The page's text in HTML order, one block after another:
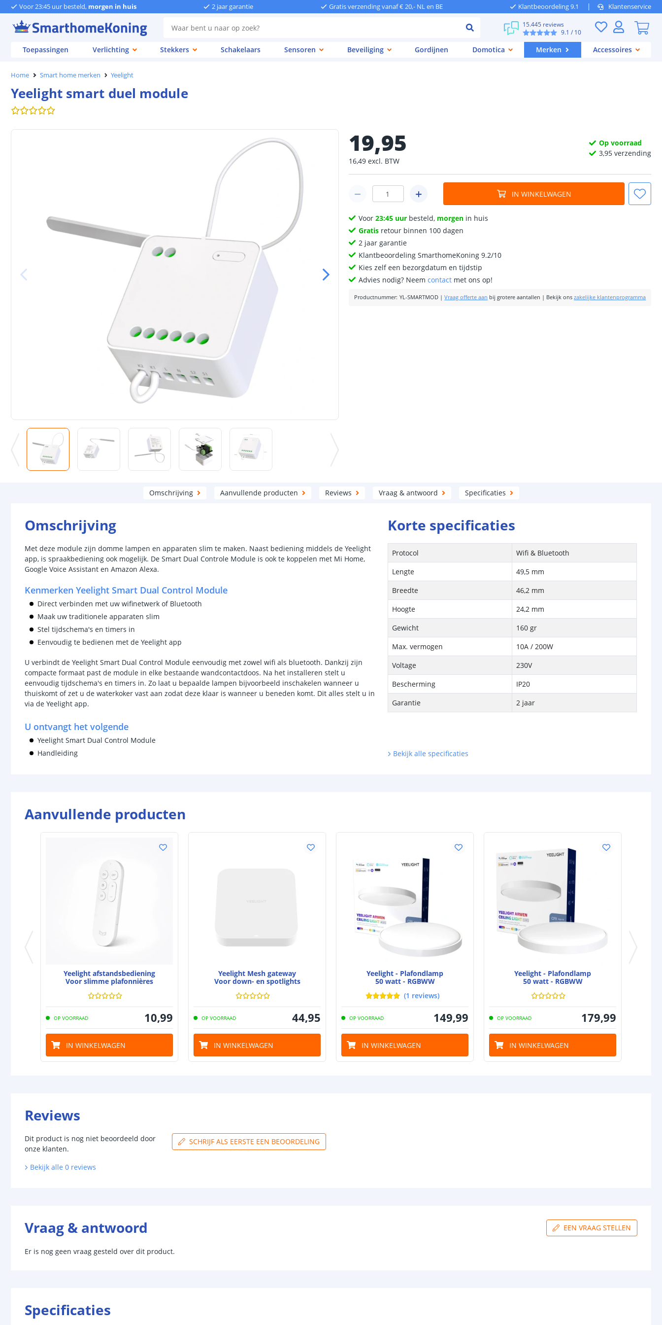
Voor 23:45 uur besteld, morgen in huis 2 jaar garantie Gratis verzending vanaf € 20,- NL en BE Klantbeoordeling 9.1 Klantenservice
15.445 reviews
9.1 / 10
Toepassingen Verlichting Stekkers Schakelaars Sensoren Beveiliging Gordijnen Domotica Merken Accessoires
Home Smart home merken Yeelight
Yeelight smart duel module
19,95
16,49 excl. BTW
Op voorraad
3,95 verzending
IN WINKELWAGEN
Voor23:45 uur besteld, morgen in huis
Gratis retour binnen 100 dagen
2 jaar garantie
Klantbeoordeling SmarthomeKoning 9.2/10
Kies zelf een bezorgdatum en tijdstip
Advies nodig? Neemcontact met ons op!
Productnummer: YL-SMARTMOD |Vraag offerte aan bij grotere aantallen | Bekijk ons zakelijke klantenprogramma
Omschrijving Aanvullende producten Reviews Vraag & antwoord Specificaties
Omschrijving
Met deze module zijn domme lampen en apparaten slim te maken. Naast bediening middels de Yeelight
app, is spraakbediening ook mogelijk. De Smart Dual Controle Module is ook te koppelen met Mi Home,
Google Voice Assistant en Amazon Alexa.
Kenmerken Yeelight Smart Dual Control Module
Direct verbinden met uw wifinetwerk of Bluetooth
Maak uw traditionele apparaten slim
Stel tijdschema's en timers in
Eenvoudig te bedienen met de Yeelight app
U verbindt de Yeelight Smart Dual Control Module eenvoudig met zowel wifi als bluetooth. Dankzij zijn
compacte formaat past de module in elke bestaande wandcontactdoos. Na het installeren stelt u
eenvoudig tijdschema's en timers in. Zo laat u bepaalde lampen bijvoorbeeld inschakelen wanneer u
thuiskomt of zet u de waterkoker vast aan zodat deze klaar is wanneer u beneden komt. Dit alles stelt u in
via de Yeelight app.
U ontvangt het volgende
Yeelight Smart Dual Control Module
Handleiding
Korte specificaties
Protocol
Wifi & Bluetooth
Lengte
49,5 mm
Breedte
46,2 mm
Hoogte
24,2 mm
Gewicht
160 gr
Max. vermogen
10A / 200W
Voltage
230V
Bescherming
IP20
Garantie
2 jaar
Bekijk alle specificaties
Aanvullende producten
Yeelight afstandsbediening
Voor slimme plafonnières
OP VOORRAAD 10,99
IN WINKELWAGEN
Yeelight Mesh gateway
Voor down- en spotlights
OP VOORRAAD 44,95
IN WINKELWAGEN
Yeelight - Plafondlamp
50 watt - RGBWW
(1 reviews)
OP VOORRAAD 149,99
IN WINKELWAGEN
Yeelight - Plafondlamp
50 watt - RGBWW
OP VOORRAAD 179,99
IN WINKELWAGEN
Reviews
Dit product is nog niet beoordeeld door
onze klanten.
SCHRIJF ALS EERSTE EEN BEOORDELING
Bekijk alle 0 reviews
Vraag & antwoord EEN VRAAG STELLEN
Er is nog geen vraag gesteld over dit product.
Specificaties